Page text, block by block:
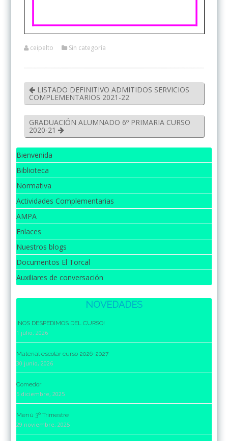
ceipelto Sin categoría
LISTADO DEFINITIVO ADMITIDOS SERVICIOS
COMPLEMENTARIOS 2021-22
GRADUACIÓN ALUMNADO 6º PRIMARIA CURSO
2020-21
Bienvenida
Biblioteca
Normativa
Actividades Complementarias
AMPA
Enlaces
Nuestros blogs
Documentos El Torcal
Auxiliares de conversación
NOVEDADES
¡NOS DESPEDIMOS DEL CURSO!
1 julio, 2026
Material escolar curso 2026-2027
30 junio, 2026
Comedor
5 diciembre, 2025
Menú 3º Trimestre
29 noviembre, 2025